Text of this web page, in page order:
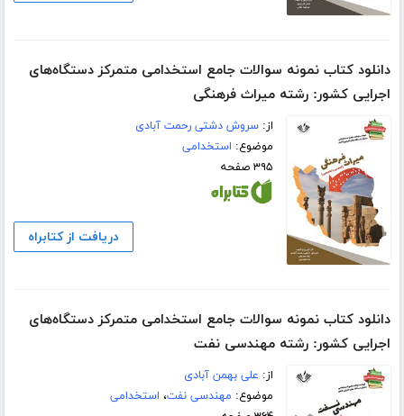
دانلود کتاب نمونه سوالات جامع استخدامی متمرکز دستگاه‌های
اجرایی کشور: رشته میراث فرهنگی
از:سروش دشتی رحمت آبادی
موضوع: استخدامی
۳۹۵ صفحه
دریافت از کتابراه
دانلود کتاب نمونه سوالات جامع استخدامی متمرکز دستگاه‌های
اجرایی کشور: رشته مهندسی نفت
از: علی بهمن آبادی
موضوع: مهندسی نفت، استخدامی